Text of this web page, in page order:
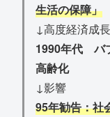
生活の保障」
↓高度経済成
1990年代 バ
高齢化
↓影響
95年勧告：社